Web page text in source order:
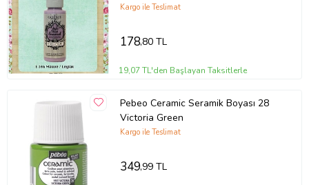
Kargo ile Teslimat
178,80 TL
19,07 TL'den Başlayan Taksitlerle
Pebeo Ceramic Seramik Boyası 28
Victoria Green
Kargo ile Teslimat
349,99 TL